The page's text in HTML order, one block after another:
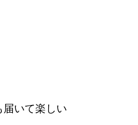
届いて楽しい